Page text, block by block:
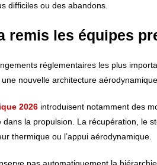
difficiles ou des abandons.
remis les équipes
réglementaires les plus
nouvelle architecture
2026 introduisent notamment des
la propulsion. La récupération, le
thermique ou l’appui aérodynamique.